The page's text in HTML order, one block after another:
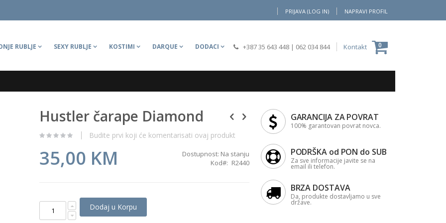
PRIJAVA (LOG IN) NAPRAVI PROFIL
Moja Korpa
0
+387 35 643 448 | 062 034 844 Kontakt
RUBLJE SEXY RUBLJE KOSTIMI DARQUE DODACI
Hustler čarape Diamond
Budite prvi koji će komentarisati ovaj produkt
35,00 KM Dostupnost: Na stanju
Kod
R2440
Dodaj u Korpu
GARANCIJA ZA POVRAT
100% garantovan povrat novca.
PODRŠKA od PON do SUB
Za sve informacije javite se na
email ili telefon.
BRZA DOSTAVA
Da, produkte dostavljamo u sve
države.